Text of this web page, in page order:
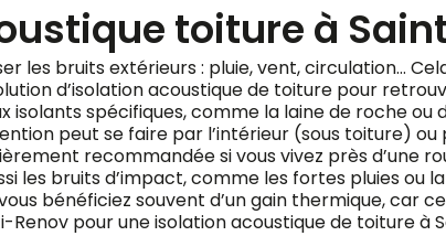
toiture à
les bruits extérieurs : pluie, vent, circulation…
d’isolation acoustique de toiture pour
isolants spécifiques, comme la laine de roche
peut se faire par l’intérieur (sous toiture)
recommandée si vous vivez près d’une
les bruits d’impact, comme les fortes pluies ou
bénéficiez souvent d’un gain thermique,
Renov pour une isolation acoustique de toiture